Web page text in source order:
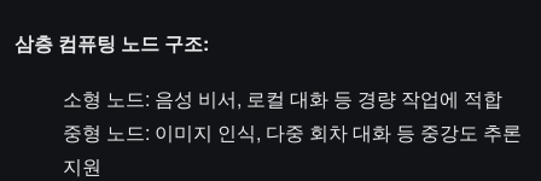
삼층 컴퓨팅 노드 구조:
소형 노드: 음성 비서, 로컬 대화 등 경량 작업에 적합
중형 노드: 이미지 인식, 다중 회차 대화 등 중강도 추론
지원